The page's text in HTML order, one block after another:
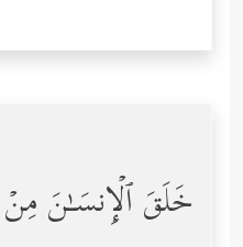
خَلَقَ ٱلۡإِنسَـٰنَ